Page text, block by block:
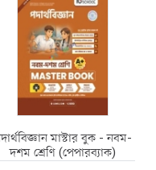
মাস্টার বুক - নবম-
দশম শ্রেণি (পেপারব্যাক)